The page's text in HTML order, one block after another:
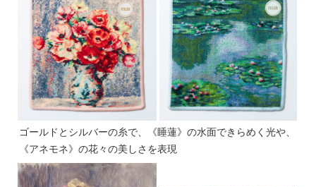
ゴールドとシルバーの糸で、《睡蓮》の水面できらめく光や、
《アネモネ》の花々の美しさを表現